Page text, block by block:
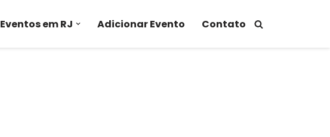
Eventos em RJ Adicionar Evento Contato